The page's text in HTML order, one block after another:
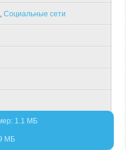
, Социальные сети
1.1 МБ
МБ